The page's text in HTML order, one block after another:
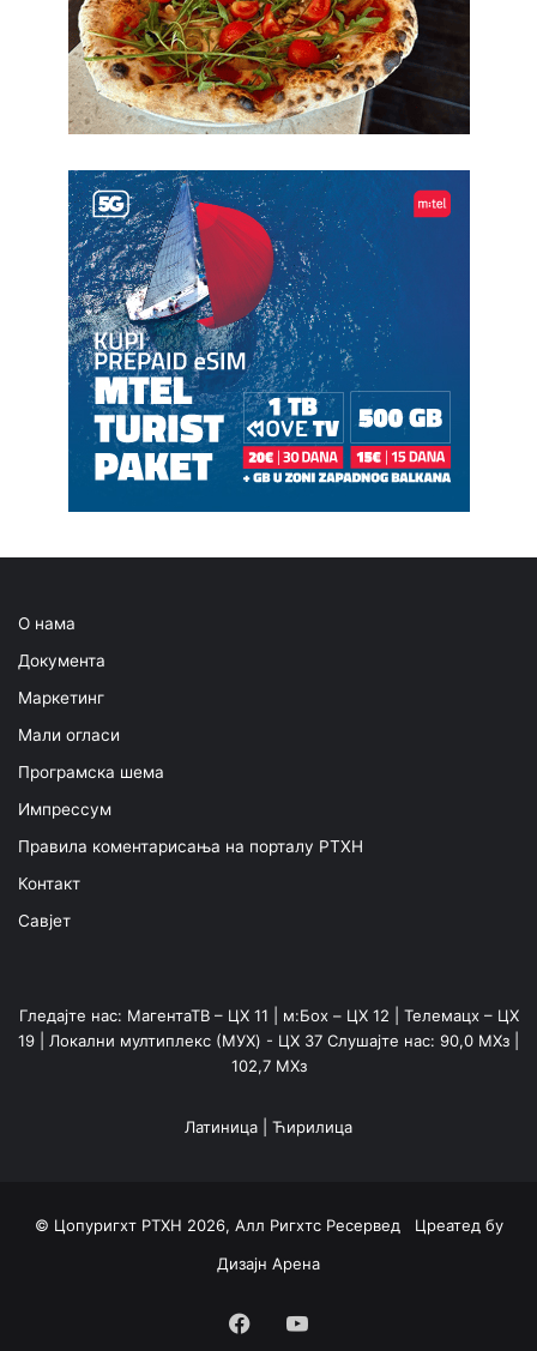
О нама
Документа
Маркетинг
Мали огласи
Програмска шема
Импрессум
Правила коментарисања на порталу РТХН
Контакт
Савјет
Гледајте нас: МагентаТВ – ЦХ 11 | м:Боx – ЦХ 12 | Телемацх – ЦХ
19 | Локални мултиплекс (МУX) - ЦХ 37 Слушајте нас: 90,0 МХз |
102,7 МХз
Латиница Ћирилица
© Цопyригхт РТХН 2026, Алл Ригхтс Ресервед Цреатед бy
Дизајн Арена
Фацебоок